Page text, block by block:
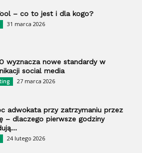
– co to jest i dla kogo?
31 marca 2026
wyznacza nowe standardy w
social media
27 marca 2026
adwokata przy zatrzymaniu przez
– dlaczego pierwsze godziny
24 lutego 2026